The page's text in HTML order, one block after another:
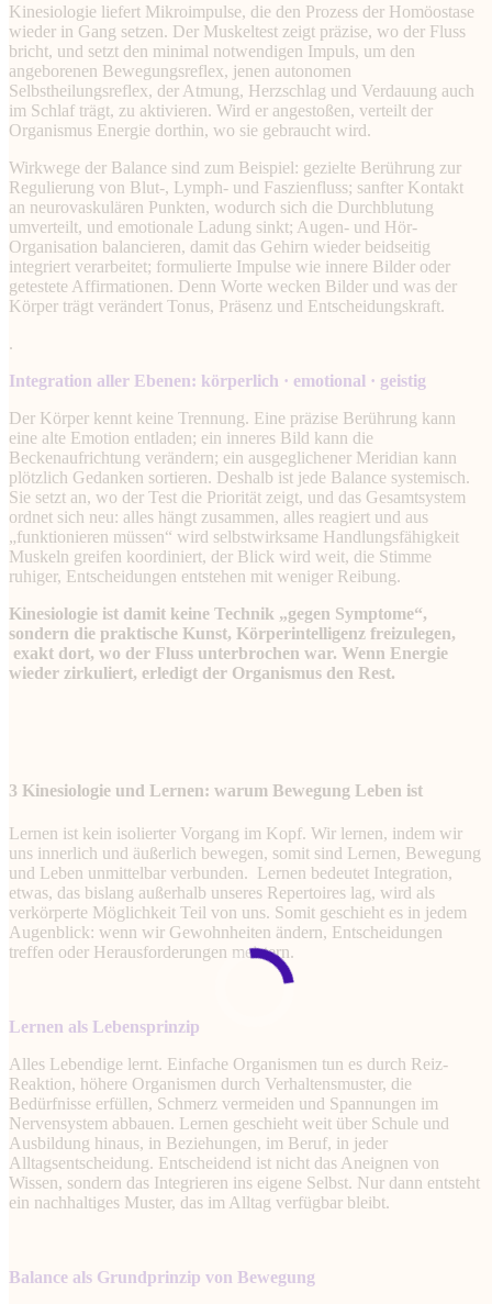
Kinesiologie liefert Mikroimpulse, die den Prozess der Homöostase
wieder in Gang setzen. Der Muskeltest zeigt präzise, wo der Fluss
bricht, und setzt den minimal notwendigen Impuls, um den
angeborenen Bewegungsreflex, jenen autonomen
Selbstheilungsreflex, der Atmung, Herzschlag und Verdauung auch
im Schlaf trägt, zu aktivieren. Wird er angestoßen, verteilt der
Organismus Energie dorthin, wo sie gebraucht wird.
Wirkwege der Balance sind zum Beispiel: gezielte Berührung zur
Regulierung von Blut-, Lymph- und Faszienfluss; sanfter Kontakt
an neurovaskulären Punkten, wodurch sich die Durchblutung
umverteilt, und emotionale Ladung sinkt; Augen- und Hör-
Organisation balancieren, damit das Gehirn wieder beidseitig
integriert verarbeitet; formulierte Impulse wie innere Bilder oder
getestete Affirmationen. Denn Worte wecken Bilder und was der
Körper trägt verändert Tonus, Präsenz und Entscheidungskraft.
.
Integration aller Ebenen: körperlich · emotional · geistig
Der Körper kennt keine Trennung. Eine präzise Berührung kann
eine alte Emotion entladen; ein inneres Bild kann die
Beckenaufrichtung verändern; ein ausgeglichener Meridian kann
plötzlich Gedanken sortieren. Deshalb ist jede Balance systemisch.
Sie setzt an, wo der Test die Priorität zeigt, und das Gesamtsystem
ordnet sich neu: alles hängt zusammen, alles reagiert und aus
„funktionieren müssen“ wird selbstwirksame Handlungsfähigkeit
Muskeln greifen koordiniert, der Blick wird weit, die Stimme
ruhiger, Entscheidungen entstehen mit weniger Reibung.
Kinesiologie ist damit keine Technik „gegen Symptome“,
sondern die praktische Kunst, Körperintelligenz freizulegen,
exakt dort, wo der Fluss unterbrochen war. Wenn Energie
wieder zirkuliert, erledigt der Organismus den Rest.
3 Kinesiologie und Lernen: warum Bewegung Leben ist
Lernen ist kein isolierter Vorgang im Kopf. Wir lernen, indem wir
uns innerlich und äußerlich bewegen, somit sind Lernen, Bewegung
und Leben unmittelbar verbunden. Lernen bedeutet Integration,
etwas, das bislang außerhalb unseres Repertoires lag, wird als
verkörperte Möglichkeit Teil von uns. Somit geschieht es in jedem
Augenblick: wenn wir Gewohnheiten ändern, Entscheidungen
treffen oder Herausforderungen meistern.
Lernen als Lebensprinzip
Alles Lebendige lernt. Einfache Organismen tun es durch Reiz-
Reaktion, höhere Organismen durch Verhaltensmuster, die
Bedürfnisse erfüllen, Schmerz vermeiden und Spannungen im
Nervensystem abbauen. Lernen geschieht weit über Schule und
Ausbildung hinaus, in Beziehungen, im Beruf, in jeder
Alltagsentscheidung. Entscheidend ist nicht das Aneignen von
Wissen, sondern das Integrieren ins eigene Selbst. Nur dann entsteht
ein nachhaltiges Muster, das im Alltag verfügbar bleibt.
Balance als Grundprinzip von Bewegung